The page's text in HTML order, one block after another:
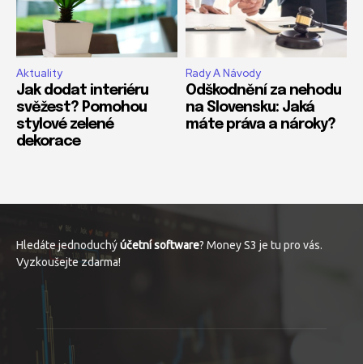
Aktuality
Jak dodat interiéru
svěžest? Pomohou
stylové zelené
dekorace
Rady A Návody
Odškodnění za nehodu
na Slovensku: Jaká
máte práva a nároky?
Hledáte jednoduchýúčetní software? Money S3 je tu pro vás.
Vyzkoušejte zdarma!